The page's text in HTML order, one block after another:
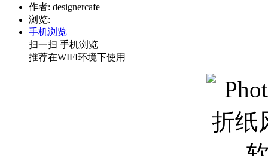
作者: designercafe
浏览:
手机浏览
扫一扫 手机浏览
推荐在WIFI环境下使用